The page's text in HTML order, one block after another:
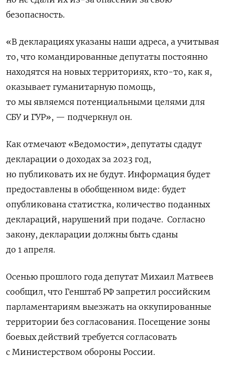
безопасность.
«В декларациях указаны наши адреса, а учитывая
то, что командированные депутаты постоянно
находятся на новых территориях, кто-то, как я,
оказывает гуманитарную помощь,
то мы являемся потенциальными целями для
СБУ и ГУР», — подчеркнул он.
Как отмечают «Ведомости», депутаты сдадут
декларации о доходах за 2023 год,
но публиковать их не будут. Информация будет
предоставлены в обобщенном виде: будет
опубликована статистка, количество поданных
деклараций, нарушений при подаче. Согласно
закону, декларации должны быть сданы
до 1 апреля.
Осенью прошлого года депутат Михаил Матвеев
сообщил, что Генштаб РФ запретил российским
парламентариям выезжать на оккупированные
территории без согласования. Посещение зоны
боевых действий требуется согласовать
с Министерством обороны России.